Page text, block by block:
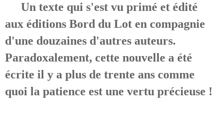
Un texte qui s'est vu primé et édité
aux éditions Bord du Lot en compagnie
d'une douzaines d'autres auteurs.
Paradoxalement, cette nouvelle a été
écrite il y a plus de trente ans comme
quoi la patience est une vertu précieuse !